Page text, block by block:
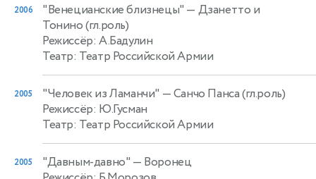
2006 "Венецианские близнецы" — Дзанетто и
Тонино (гл.роль)
Режиссёр: А.Бадулин
Театр: Театр Российской Армии
2005 "Человек из Ламанчи" — Санчо Панса (гл.роль)
Режиссёр: Ю.Гусман
Театр: Театр Российской Армии
2005 "Давным-давно" — Воронец